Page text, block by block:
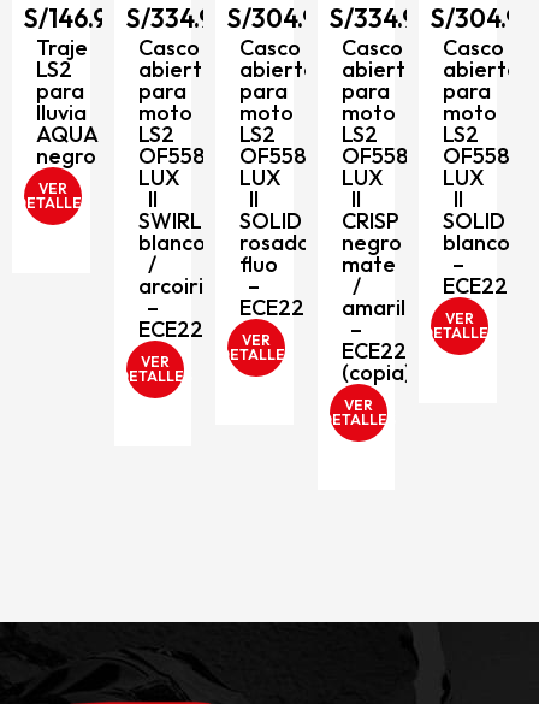
S/334.90
Casco
abierto
para
moto
LS2
OF558
LUX
II
SWIRL
ECE2206
S/304.90
Casco
abierto
para
moto
LS2
OF558
LUX
SOLID
rosado
fluo
–
ECE2206
VER
DETALLES
S/334.90
Casco
abierto
para
moto
LS2
OF558
LUX
CRISP
negro
mate
amarillo
–
ECE2206
(copia)
S/304.90
Casco
abierto
para
moto
LS2
OF558
LUX
SOLID
blanco
–
ECE2206
VER
DETALLES
abierto
para
moto
LS2
OF558
LUX
II
MINIM
negro
mate
/
rojo
–
VER
DETALLES